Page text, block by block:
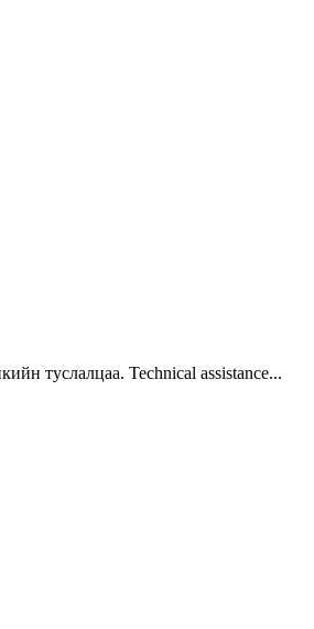
туслалцаа. Technical assistance...